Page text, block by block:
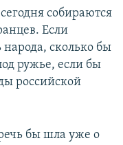
собираются
Если
народа, сколько бы
ружье, если бы
российской
бы шла уже о